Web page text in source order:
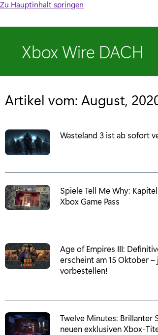
Zu Hauptinhalt springen
Xbox Wire DACH
Artikel vom: August,
Wasteland 3 ist ab sofort
Spiele Tell Me Why:
Xbox Game Pass
Age of Empires III:
erscheint am 15 Oktober –
vorbestellen!
Twelve Minutes: Brillanter
neuen exklusiven Xbox-